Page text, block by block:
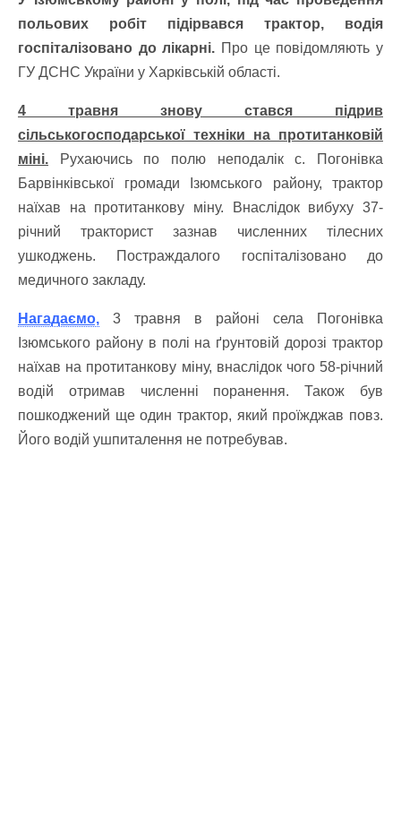
польових робіт підірвався трактор, водія
госпіталізовано до лікарні. Про це повідомляють у
ГУ ДСНС України у Харківській області.
4 травня знову стався підрив
сільськогосподарської техніки на протитанковій
міні. Рухаючись по полю неподалік с. Погонівка
Барвінківської громади Ізюмського району, трактор
наїхав на протитанкову міну. Внаслідок вибуху 37-
річний тракторист зазнав численних тілесних
ушкоджень. Постраждалого госпіталізовано до
медичного закладу.
Нагадаємо, 3 травня в районі села Погонівка
Ізюмського району в полі на ґрунтовій дорозі трактор
наїхав на протитанкову міну, внаслідок чого 58-річний
водій отримав численні поранення. Також був
пошкоджений ще один трактор, який проїжджав повз.
Його водій ушпиталення не потребував.